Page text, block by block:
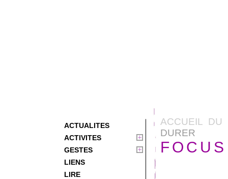
ACTUALITES
ACTIVITES
GESTES
LIENS
LIRE
ACCUEIL DU
DURER